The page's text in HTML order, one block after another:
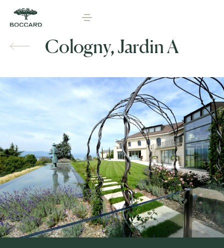
Cologny, Jardin A